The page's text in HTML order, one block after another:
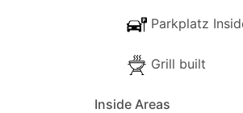
Luxus, der jeden
Parkplatz
Grill built
Inside Areas